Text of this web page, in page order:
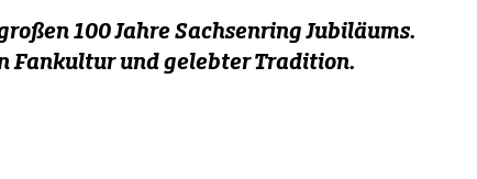
100 Jahre Sachsenring Jubiläums.
Fankultur und gelebter Tradition.